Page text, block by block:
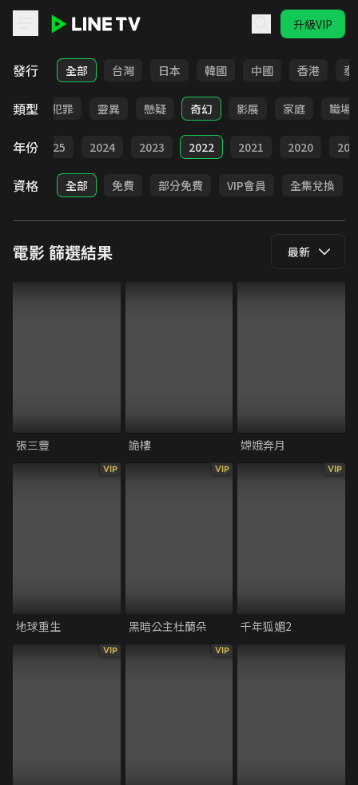
升級VIP
LINE TV - 電影
發行 全部 台灣 日本 韓國 中國 香港 泰
類型
勵志 犯罪 靈異 懸疑 奇幻 影展 家庭 職場
年份 2025 2024 2023 2022 2021 2020
資格 全部 免費 部分免費 VIP會員 全集兌換
電影篩選結果 最新
張三豐 詭樓 嫦娥奔月
VIP
地球重生
VIP
黑暗公主杜蘭朵
VIP
千年狐媚2
VIP VIP